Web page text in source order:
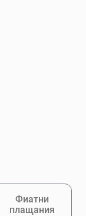
Фиатни
плащания